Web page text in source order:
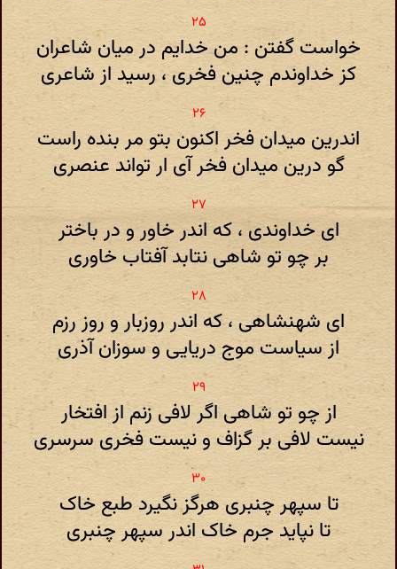
خواست گفتن : من خدایم در میان شاعران
کز خداوندم چنین فخری ، رسید از شاعری
اندرین میدان فخر اکنون بتو مر بنده راست
گو درین میدان فخر آی ار تواند عنصری
ای خداوندی ، که اندر خاور و در باختر
بر چو تو شاهی نتابد آفتاب خاوری
ای شهنشاهی ، که اندر روزبار و روز رزم
از سیاست موج دریایی و سوزان آذری
از چو تو شاهی اگر لافی زنم از افتخار
نیست لافی بر گزاف و نیست فخری سرسری
تا سپهر چنبری هرگز نگیرد طبع خاک
تا نپاید جرم خاک اندر سپهر چنبری